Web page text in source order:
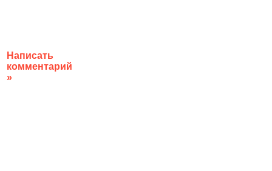
Написать
комментарий
»